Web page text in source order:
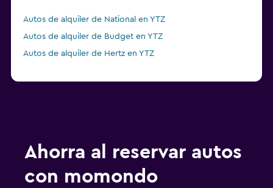
Autos de alquiler de National en YTZ
Autos de alquiler de Budget en YTZ
Autos de alquiler de Hertz en YTZ
Ahorra al reservar autos
con momondo